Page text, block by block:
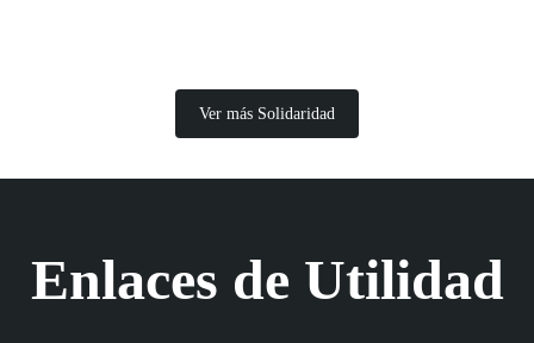
Ver más Solidaridad
Enlaces de Utilidad